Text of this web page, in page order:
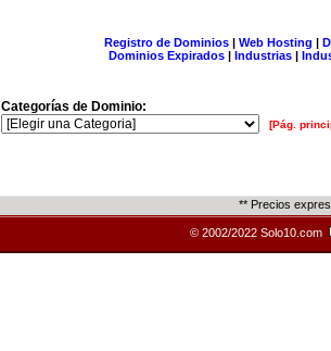
Registro de Dominios| Web Hosting |
Dominios Expirados | Industrias |
Categorías de Dominio:
[Pág.
** Precios
© 2002/2022 Solo10.com